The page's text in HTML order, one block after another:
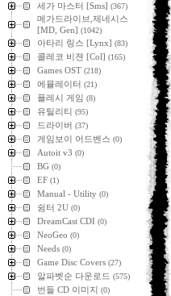
세가 마스터 [Sms] (367)
메가드라이브,제네시스
[MD, Gen] (1042)
아타리 링스 [Lynx] (83)
콜레코 비젼 [Col] (165)
Games OST (218)
에뮬레이터 (21)
플레시 게임 (8)
유틸리티 (95)
드라이버 (37)
게임보이 어드벤스 (0)
Autoit v3 (0)
BG (0)
EF (1)
Manual - Utility (0)
쉼터 2U (0)
DreamCast CDI (0)
NeoGeo (0)
Needs (0)
Game Disc Covers (27)
알파벳순 다운로드 (575)
번들 CD 이미지 (0)